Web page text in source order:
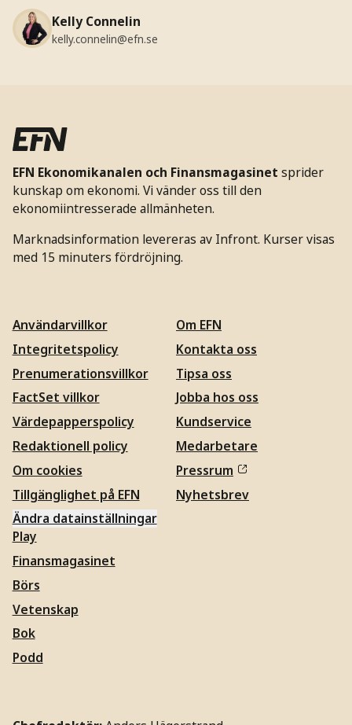
Kelly Connelin
kelly.connelin@efn.se
EFN Ekonomikanalen och Finansmagasinet sprider
kunskap om ekonomi. Vi vänder oss till den
ekonomiintresserade allmänheten.
Marknadsinformation levereras av Infront. Kurser visas
med 15 minuters fördröjning.
Användarvillkor
Integritetspolicy
Prenumerationsvillkor
FactSet villkor
Värdepapperspolicy
Redaktionell policy
Om cookies
Tillgänglighet på EFN
Ändra datainställningar
Om EFN
Kontakta oss
Tipsa oss
Jobba hos oss
Kundservice
Medarbetare
Pressrum
Nyhetsbrev
Play
Finansmagasinet
Börs
Vetenskap
Bok
Podd